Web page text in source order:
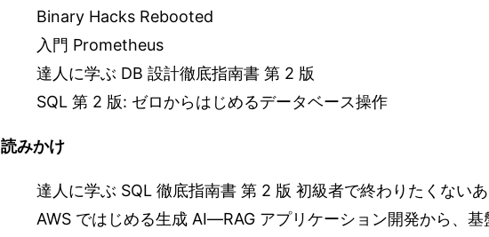
Binary Hacks Rebooted
入門 Prometheus
達人に学ぶ DB 設計徹底指南書 第 2 版
SQL 第 2 版: ゼロからはじめるデータベース操作
読みかけ
達人に学ぶ SQL 徹底指南書 第 2 版 初級者で終わりたくない
AWS ではじめる生成 AI―RAG アプリケーション開発から、基